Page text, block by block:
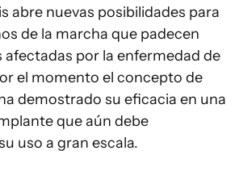
abre nuevas posibilidades para
de la marcha que padecen
afectadas por la enfermedad de
el momento el concepto de
demostrado su eficacia en una
que aún debe
uso a gran escala.